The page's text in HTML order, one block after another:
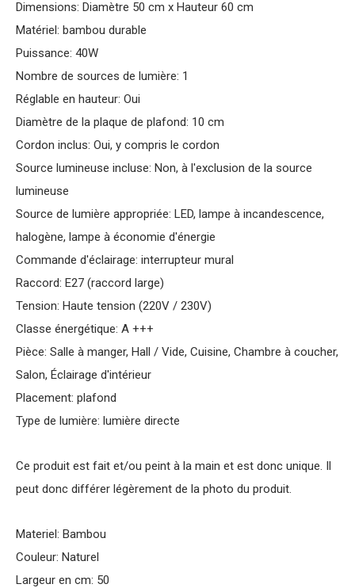
Dimensions: Diamètre 50 cm x Hauteur 60 cm
Matériel: bambou durable
Puissance: 40W
Nombre de sources de lumière: 1
Réglable en hauteur: Oui
Diamètre de la plaque de plafond: 10 cm
Cordon inclus: Oui, y compris le cordon
Source lumineuse incluse: Non, à l'exclusion de la source
lumineuse
Source de lumière appropriée: LED, lampe à incandescence,
halogène, lampe à économie d'énergie
Commande d'éclairage: interrupteur mural
Raccord: E27 (raccord large)
Tension: Haute tension (220V / 230V)
Classe énergétique: A +++
Pièce: Salle à manger, Hall / Vide, Cuisine, Chambre à coucher,
Salon, Éclairage d'intérieur
Placement: plafond
Type de lumière: lumière directe
Ce produit est fait et/ou peint à la main et est donc unique. Il
peut donc différer légèrement de la photo du produit.
Materiel: Bambou
Couleur: Naturel
Largeur en cm: 50